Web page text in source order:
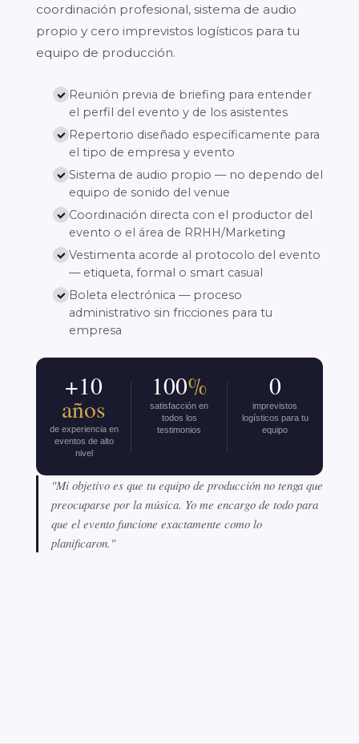
coordinación profesional, sistema de audio
propio y cero imprevistos logísticos para tu
equipo de producción.
Reunión previa de briefing para entender
el perfil del evento y de los asistentes
Repertorio diseñado específicamente para
el tipo de empresa y evento
Sistema de audio propio — no dependo del
equipo de sonido del venue
Coordinación directa con el productor del
evento o el área de RRHH/Marketing
Vestimenta acorde al protocolo del evento
— etiqueta, formal o smart casual
Boleta electrónica — proceso
administrativo sin fricciones para tu
empresa
+10
años
de experiencia en
eventos de alto
nivel
100%
satisfacción en
todos los
testimonios
0
imprevistos
logísticos para tu
equipo
"Mi objetivo es que tu equipo de producción no tenga que
preocuparse por la música. Yo me encargo de todo para
que el evento funcione exactamente como lo
planificaron."